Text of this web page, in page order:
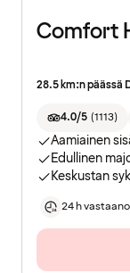
Comfort
28.5 km:n päässä
4.0/5 (1113)
Aamiainen
Edullinen
Keskustan
24 h